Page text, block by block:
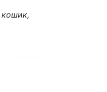
кошик,